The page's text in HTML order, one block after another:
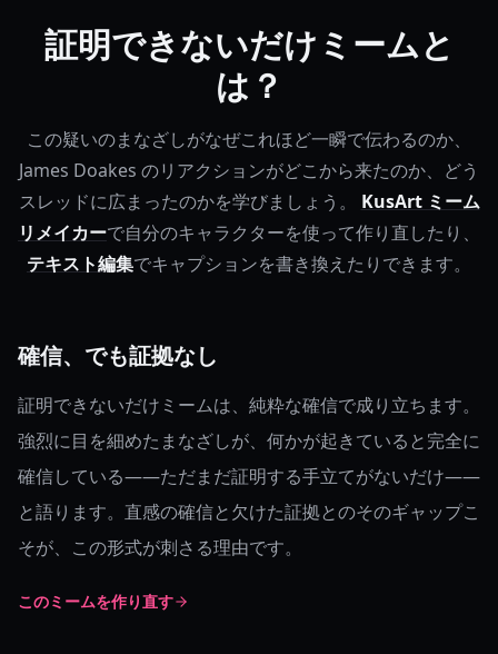
証明できないだけミームと
は？
この疑いのまなざしがなぜこれほど一瞬で伝わるのか、
James Doakes のリアクションがどこから来たのか、どう
スレッドに広まったのかを学びましょう。
KusArt ミーム
リメイカーで自分のキャラクターを使って作り直したり、
テキスト編集でキャプションを書き換えたりできます。
確信、でも証拠なし
証明できないだけミームは、純粋な確信で成り立ちます。
強烈に目を細めたまなざしが、何かが起きていると完全に
確信している——ただまだ証明する手立てがないだけ——
と語ります。直感の確信と欠けた証拠とのそのギャップこ
そが、この形式が刺さる理由です。
このミームを作り直す